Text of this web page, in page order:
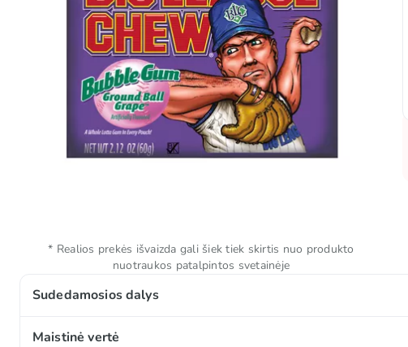
Sudedamosios dalys
Su cukrumi ir saldikliais.
Maistinė vertė
* Realios prekės išvaizda gali šiek tiek skirtis nuo produkto
nuotraukos patalpintos svetainėje